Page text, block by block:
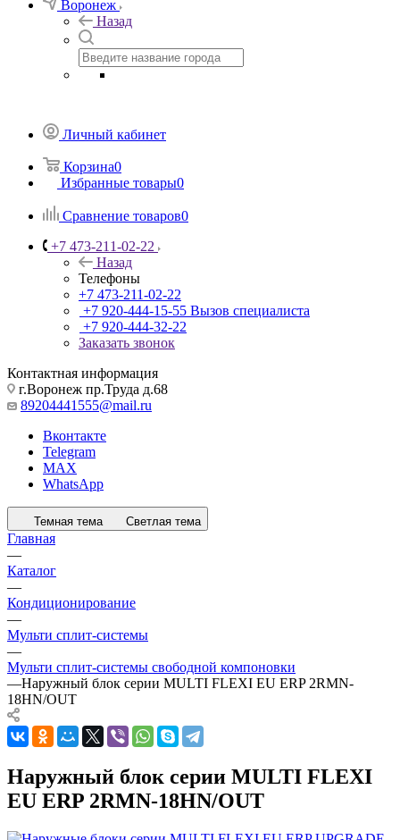
Воронеж
Назад
Личный кабинет
Корзина0
Избранные товары0
Сравнение товаров0
+7 473-211-02-22
Назад
Телефоны
+7 473-211-02-22
+7 920-444-15-55 Вызов специалиста
+7 920-444-32-22
Заказать звонок
Контактная информация
г.Воронеж пр.Труда д.68
89204441555@mail.ru
Вконтакте
Telegram
MAX
WhatsApp
Темная тема Светлая тема
Главная
—
Каталог
—
Кондиционирование
—
Мульти сплит-системы
—
Мульти сплит-системы свободной компоновки
—Наружный блок серии MULTI FLEXI EU ERP 2RMN-
18HN/OUT
Наружный блок серии MULTI FLEXI
EU ERP 2RMN-18HN/OUT